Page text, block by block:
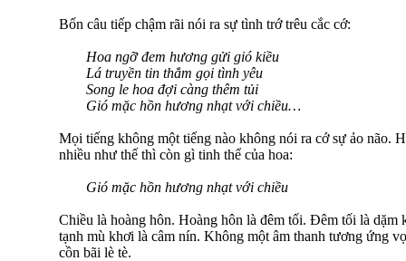
Bốn câu tiếp chậm rãi nói ra sự tình trớ trêu cắc cớ:
Hoa ngỡ đem hương gửi gió kiều
Lá truyền tin thắm gọi tình yêu
Song le hoa đợi càng thêm tủi
Gió mặc hồn hương nhạt với chiều…
Mọi tiếng không một tiếng nào không nói ra cớ sự ảo não.
nhiều như thế thì còn gì tinh thể của hoa:
Gió mặc hồn hương nhạt với chiều
Chiều là hoàng hôn. Hoàng hôn là đêm tối. Đêm tối là dặm
tạnh mù khơi là câm nín. Không một âm thanh tương ứng
cồn bãi lè tè.